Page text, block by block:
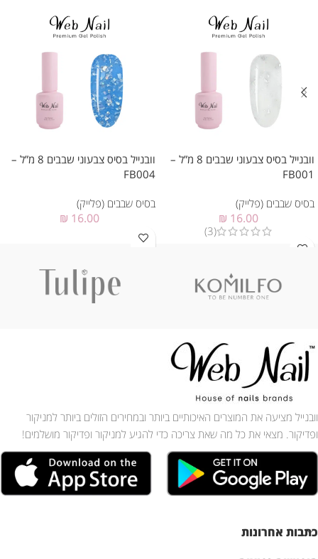
וובנייל בסיס צבעוני שבבים 8 מ”ל –
FB001
בסיס שבבים (פלייק)
₪ 16.00
(3)
וובנייל בסיס צבעוני שבבים 8 מ”ל –
FB004
בסיס שבבים (פלייק)
₪ 16.00
וובנייל מציעה את המוצרים האיכותיים ביותר ובמחירים הזולים ביותר למניקור
ופדיקור. מצאי את כל מה שאת צריכה כדי להגיע למניקור ופדיקור מושלמים!
כתבות אחרונות